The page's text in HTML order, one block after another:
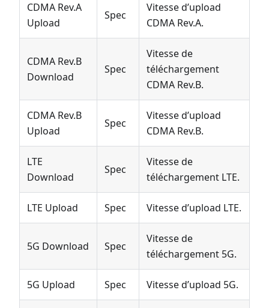
CDMA Rev.A
Upload
Spec
Vitesse d’upload
CDMA Rev.A.
CDMA Rev.B
Download
Spec
Vitesse de
téléchargement
CDMA Rev.B.
CDMA Rev.B
Upload
Spec
Vitesse d’upload
CDMA Rev.B.
LTE
Download
Spec
Vitesse de
téléchargement LTE.
LTE Upload Spec Vitesse d’upload LTE.
5G Download Spec
Vitesse de
téléchargement 5G.
5G Upload Spec Vitesse d’upload 5G.